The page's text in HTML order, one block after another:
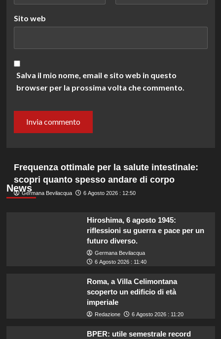
Sito web
Salva il mio nome, email e sito web in questo
browser per la prossima volta che commento.
News
Frequenza ottimale per la salute intestinale:
scopri quanto spesso andare di corpo
Germana Bevilacqua 6 Agosto 2026 : 12:50
Hiroshima, 6 agosto 1945:
riflessioni su guerra e pace per un
futuro diverso.
Germana Bevilacqua
6 Agosto 2026 : 11:40
Roma, a Villa Celimontana
scoperto un edificio di età
imperiale
Redazione 6 Agosto 2026 : 11:20
BPER: utile semestrale record